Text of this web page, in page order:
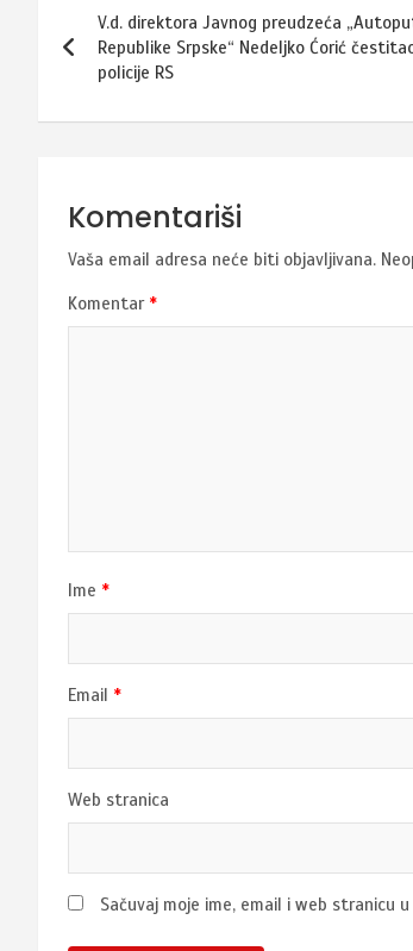
članaka
V.d. direktora Javnog preudzeća
Republike Srpske“ Nedeljko Ćorić
policije RS
Komentariši
Vaša email adresa neće biti objavljivana.
Komentar *
Ime *
Email *
Web stranica
Sačuvaj moje ime, email i web stranicu